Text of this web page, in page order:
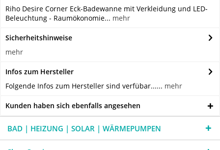
Riho Desire Corner Eck-Badewanne mit Verkleidung und LED-
Beleuchtung - Raumökonomie... mehr
Sicherheitshinweise
mehr
Infos zum Hersteller
Folgende Infos zum Hersteller sind verfübar...... mehr
Kunden haben sich ebenfalls angesehen
BAD | HEIZUNG | SOLAR | WÄRMEPUMPEN